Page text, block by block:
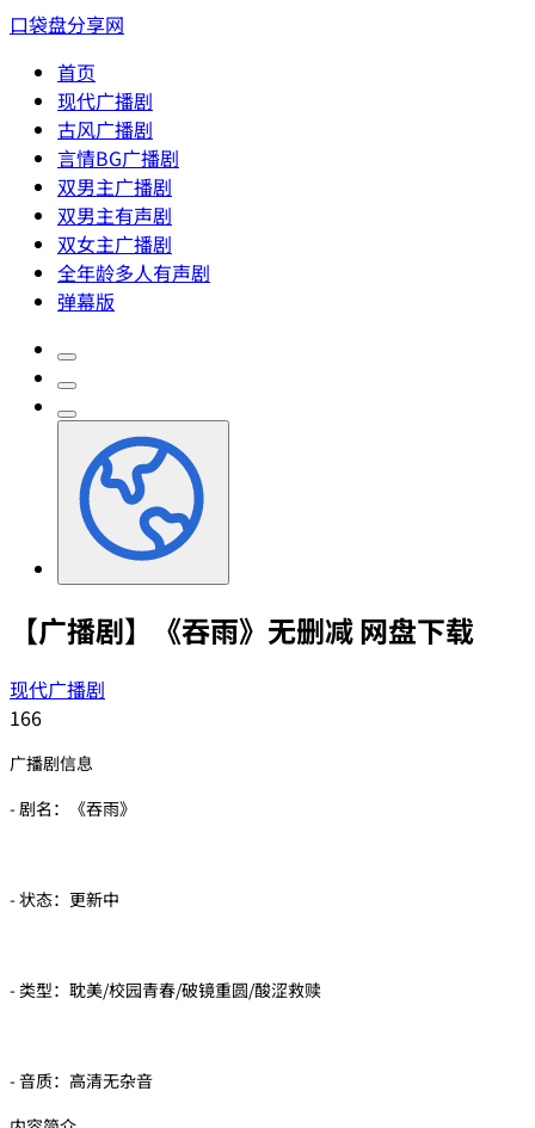
口袋盘分享网
首页
现代广播剧
古风广播剧
言情BG广播剧
双男主广播剧
双男主有声剧
双女主广播剧
全年龄多人有声剧
弹幕版
【广播剧】《吞雨》无删减 网盘下载
现代广播剧
166
广播剧信息
- 剧名：《吞雨》
- 状态：更新中
- 类型：耽美/校园青春/破镜重圆/酸涩救赎
- 音质：高清无杂音